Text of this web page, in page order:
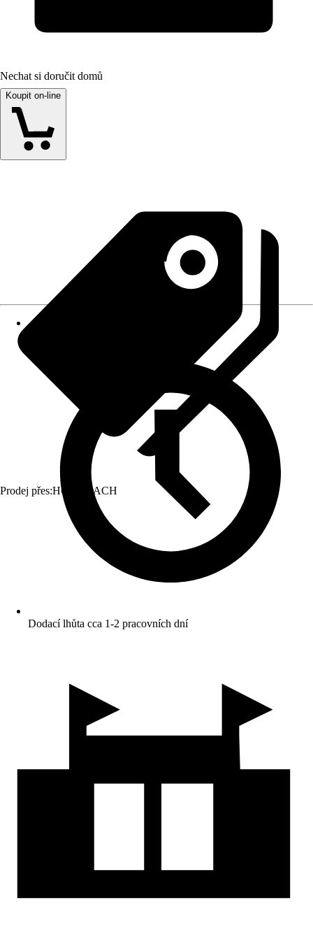
Nechat si doručit domů
Koupit on-line
Prodej přes:HORNBACH
Dodací lhůta cca 1-2 pracovních dní